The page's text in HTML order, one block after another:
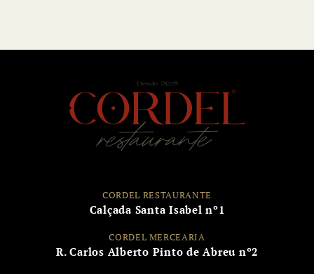
CORDEL RESTAURANTE
Calçada Santa Isabel nº1
CORDEL MERCEARIA
R. Carlos Alberto Pinto de Abreu nº2